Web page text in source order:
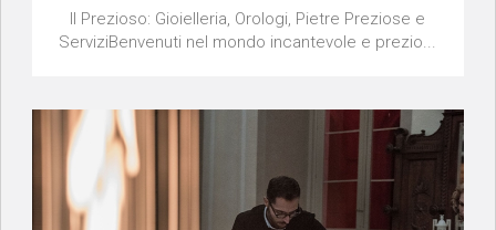
Il Prezioso: Gioielleria, Orologi, Pietre Preziose e
ServiziBenvenuti nel mondo incantevole e prezio...